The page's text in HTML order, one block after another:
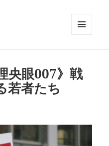
ット
央眼007》戦
若者たち